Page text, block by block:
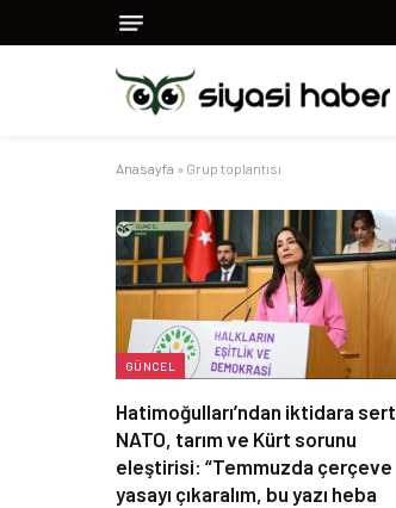
Anasayfa » Grup toplantısı
GÜNCEL
Hatimoğulları’ndan iktidara sert
NATO, tarım ve Kürt sorunu
eleştirisi: “Temmuzda çerçeve
yasayı çıkaralım, bu yazı heba